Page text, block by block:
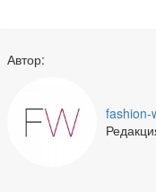
Автор:
fashion-